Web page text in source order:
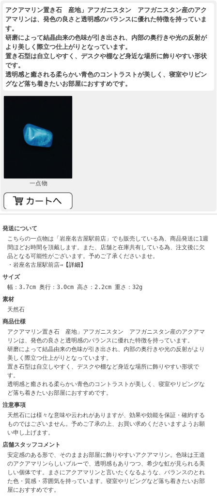
アクアマリン置き石 産地」アフガニスタン アフガニスタン産のアク
アマリンは、発色の良さと透明感のバランスに優れた特徴を持っていま
す。
研磨によって結晶由来の色味が引き出され、内部の奥行きや光の反射が
より美しく際立つ仕上がりとなっています。
置き石型は自立しやすく、デスクや棚など身近な場所に飾りやすい形状
です。
透明感と癒される柔らかい青色のコントラストが美しく、寝室やリビン
グなど落ち着きたいお部屋におすすめです。
一点物
発送について
こちらの一点物は「岩座名古屋駅前店」でも販売している為、商品発送に1週
間ほどお時間を頂戴します。また、店舗と在庫共有している為、注文後に欠
品となる可能性がございます。予めご了承くださいませ。
・岩座名古屋駅前店⇒ 【詳細】
サイズ
幅：3.7cm 奥行：3.0cm 高さ：2.2cm 重さ：32g
素材
天然石
商品仕様
アクアマリン置き石 産地」アフガニスタン アフガニスタン産のアクアマ
リンは、発色の良さと透明感のバランスに優れた特徴を持っています。
研磨によって結晶由来の色味が引き出され、内部の奥行きや光の反射がより
美しく際立つ仕上がりとなっています。
置き石型は自立しやすく、デスクや棚など身近な場所に飾りやすい形状で
す。
透明感と癒される柔らかい青色のコントラストが美しく、寝室やリビングな
ど落ち着きたいお部屋におすすめです。
注意事項
天然石には様々な意味や云われがありますが、効果や効能を保証・確約する
ものではございません。予めご了承の上、お買い求めくださいますようお願
い申し上げます。
店舗スタッフコメント
安定感のある形で、そのままお部屋に飾りやすいアクアマリン。色味は王道
のアクアマリンらしいブルーで、透明感もありつつ、希少な虹が見られる美
しい個体です。まさにアクアマリンと言いたくなるような、バランスのとれ
た色・質感・雰囲気を持っています。寝室やリビングなど落ち着きたいお部
屋におすすめです。